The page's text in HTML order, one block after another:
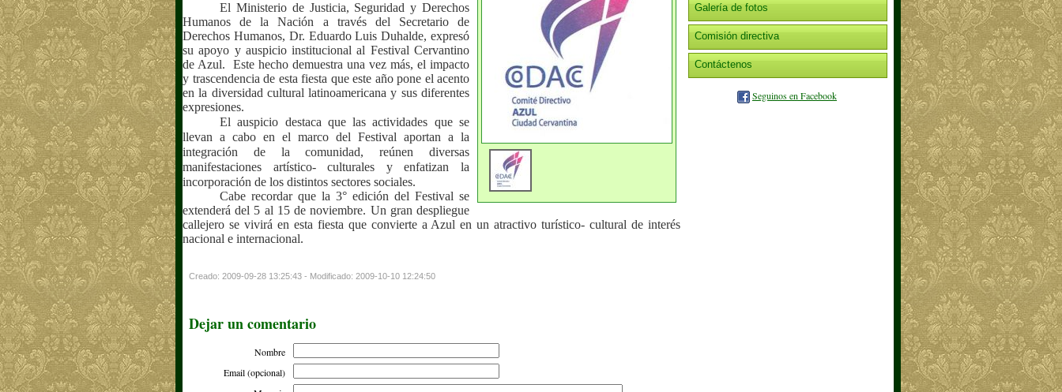
El Ministerio de Justicia, Seguridad y Derechos
Humanos de la Nación a través del Secretario de
Derechos Humanos, Dr. Eduardo Luis Duhalde, expresó
su apoyo y auspicio institucional al Festival Cervantino
de Azul.
Este hecho demuestra una vez más, el impacto
y trascendencia de esta fiesta que este año pone el acento
en la diversidad cultural latinoamericana y sus diferentes
expresiones.
El auspicio destaca que las actividades que se
llevan a cabo en el marco del Festival aportan a la
integración de la comunidad, reúnen diversas
manifestaciones artístico- culturales y enfatizan la
incorporación de los distintos sectores sociales.
Cabe recordar que la 3° edición del Festival se
extenderá del 5 al 15 de noviembre. Un gran despliegue
callejero se vivirá en esta fiesta que convierte a Azul en un atractivo turístico- cultural de interés
nacional e internacional.
Creado: 2009-09-28 13:25:43 - Modificado: 2009-10-10 12:24:50
Dejar un comentario
Nombre
Email (opcional)
Galería de fotos
Comisión directiva
Contáctenos
Seguinos en Facebook